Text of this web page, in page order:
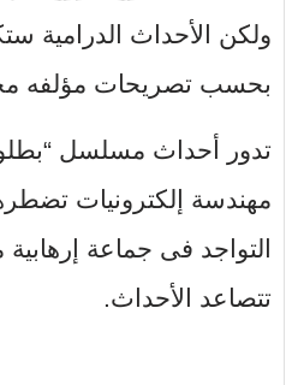
ولكن الأحداث الدرامية
بحسب تصريحات مؤلفه
تدور أحداث مسلسل
مهندسة إلكترونيات
التواجد فى جماعة
تتصاعد الأحداث.